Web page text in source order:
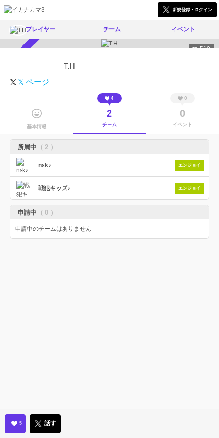
新規登録・ログイン
プレイヤー チーム イベント
519
T.H
𝕏 ページ
基本情報
4
2
チーム
0
0
イベント
所属中 （ 2 ）
nsk♪ エンジョイ
戦犯キッズ♪ エンジョイ
申請中 （ 0 ）
申請中のチームはありません
5 話す